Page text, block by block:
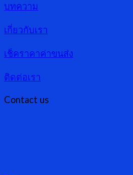
บทความ
เกี่ยวกับเรา
เช็คราคาค่าขนส่ง
ติดต่อเรา
Contact us